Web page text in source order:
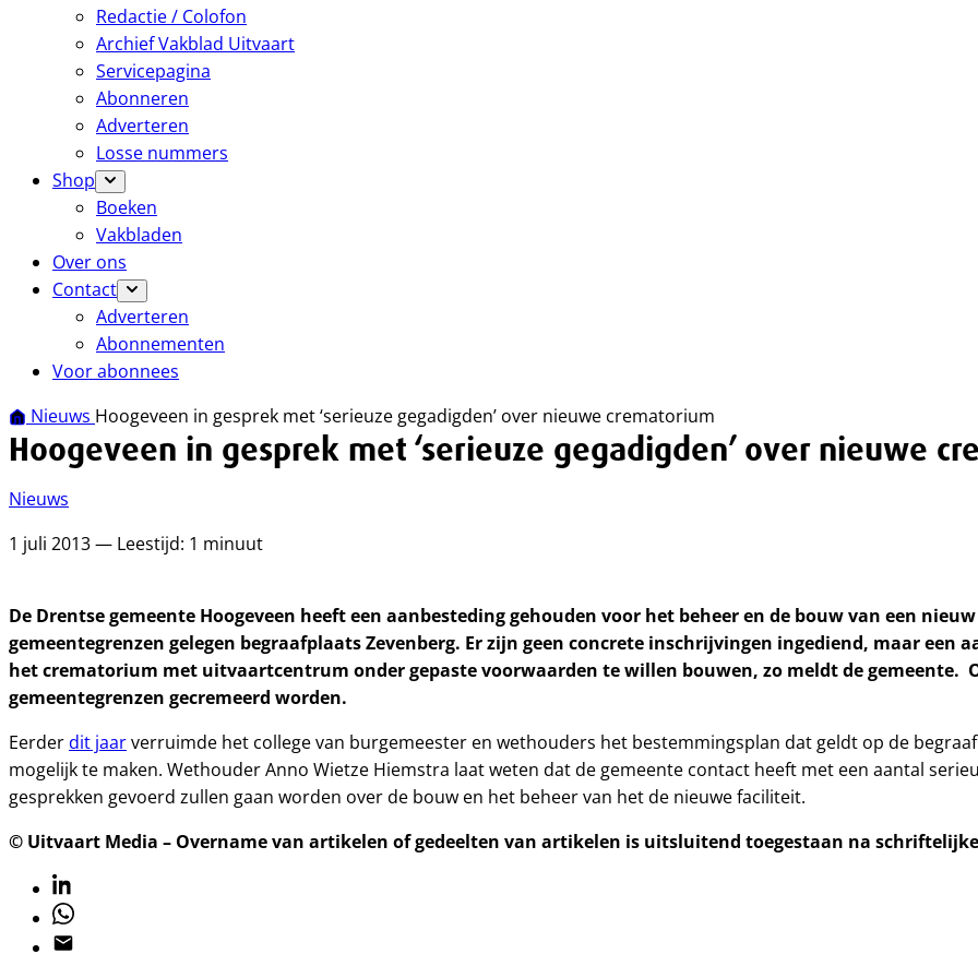
Redactie / Colofon
Archief Vakblad Uitvaart
Servicepagina
Abonneren
Adverteren
Losse nummers
Shop
Boeken
Vakbladen
Over ons
Contact
Adverteren
Abonnementen
Voor abonnees
Nieuws Hoogeveen in gesprek met ‘serieuze gegadigden’ over nieuwe crematorium
Hoogeveen in gesprek met ‘serieuze gegadigden’ over nieuwe
Nieuws
1 juli 2013 — Leestijd: 1 minuut
De Drentse gemeente Hoogeveen heeft een aanbesteding gehouden voor het beheer en de bouw van een
gemeentegrenzen gelegen begraafplaats Zevenberg. Er zijn geen concrete inschrijvingen ingediend, maar
het crematorium met uitvaartcentrum onder gepaste voorwaarden te willen bouwen, zo meldt de
gemeentegrenzen gecremeerd worden.
Eerderdit jaarverruimde het college van burgemeester en wethouders het bestemmingsplan dat geldt op de
mogelijk te maken. Wethouder Anno Wietze Hiemstra laat weten dat de gemeente contact heeft met een aantal
gesprekken gevoerd zullen gaan worden over de bouw en het beheer van het de nieuwe faciliteit.
© Uitvaart Media – Overname van artikelen of gedeelten van artikelen is uitsluitend toegestaan na
Linkedin
Whatsapp
Email